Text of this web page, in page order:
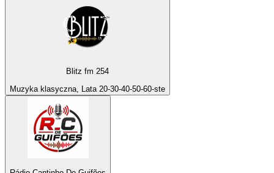
Blitz fm 254
Muzyka klasyczna, Lata 20-30-40-50-60-ste